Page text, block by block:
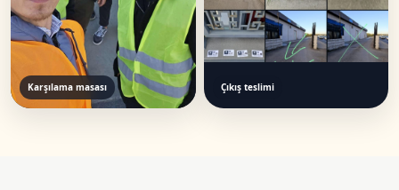
Karşılama masası Çıkış teslimi